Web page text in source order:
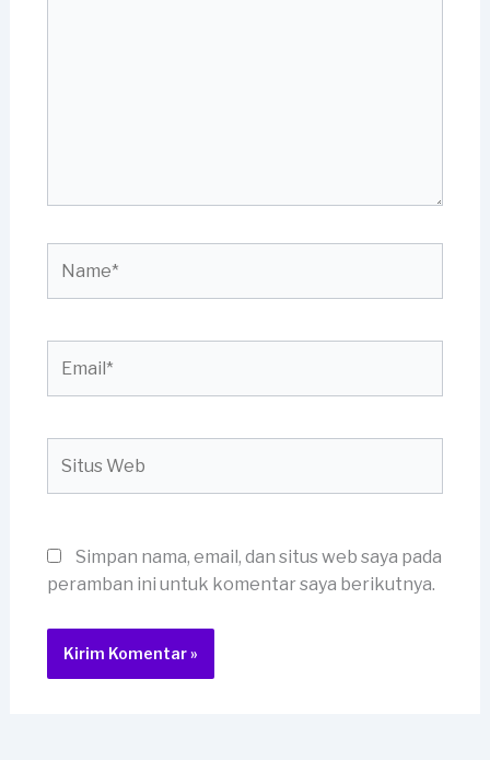
Web
Simpan nama, email, dan situs web saya pada
peramban ini untuk komentar saya berikutnya.